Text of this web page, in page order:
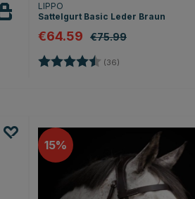
LIPPO
Sattelgurt Basic Leder Braun
€64.59 €75.99
Bewertung: (36)
15